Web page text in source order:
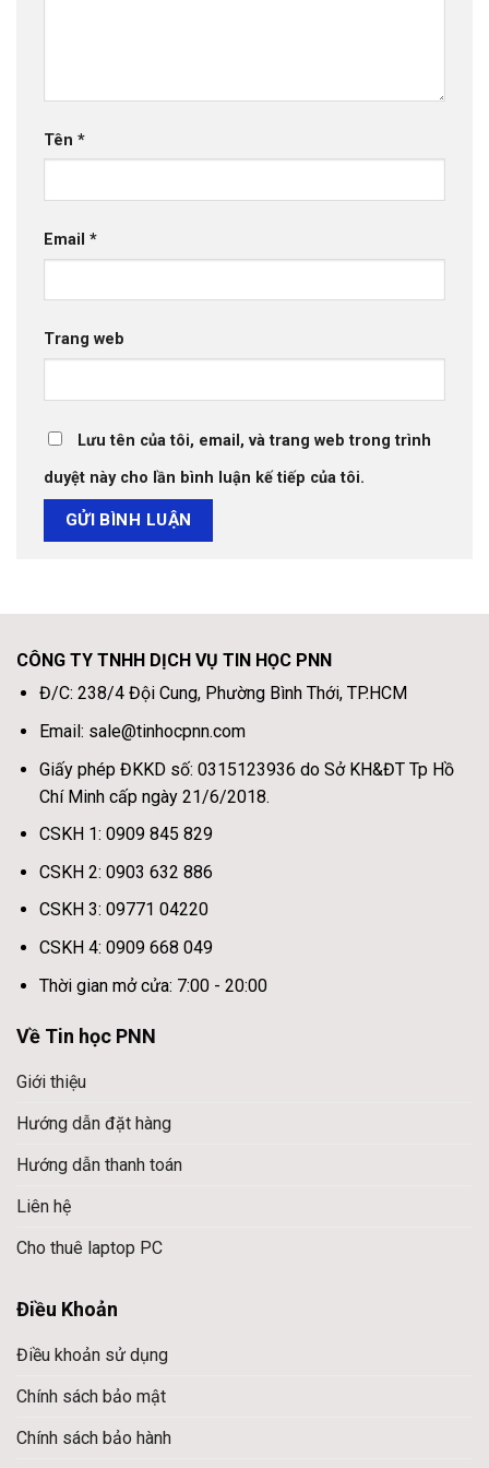
Tên *
Email *
Trang web
Lưu tên của tôi, email, và trang web trong trình
duyệt này cho lần bình luận kế tiếp của tôi.
CÔNG TY TNHH DỊCH VỤ TIN HỌC PNN
Đ/C: 238/4 Đội Cung, Phường Bình Thới, TP.HCM
Email: sale@tinhocpnn.com
Giấy phép ĐKKD số: 0315123936 do Sở KH&ĐT Tp Hồ
Chí Minh cấp ngày 21/6/2018.
CSKH 1: 0909 845 829
CSKH 2: 0903 632 886
CSKH 3: 09771 04220
CSKH 4: 0909 668 049
Thời gian mở cửa: 7:00 - 20:00
Về Tin học PNN
Giới thiệu
Hướng dẫn đặt hàng
Hướng dẫn thanh toán
Liên hệ
Cho thuê laptop PC
Điều Khoản
Điều khoản sử dụng
Chính sách bảo mật
Chính sách bảo hành